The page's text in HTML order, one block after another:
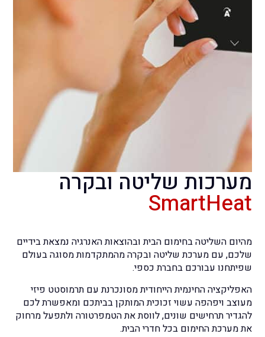
מערכות שליטה ובקרה
SmartHeat
מהיום השליטה בחימום הבית ובהוצאות האנרגיה נמצאת בידיים
שלכם, עם מערכת שליטה ובקרה מהמתקדמות מסוגה בעולם
שפיתחנו עבורכם בחברת כספי.
האפליקציה החינמית הייחודית מסונכרנת עם תרמוסטט פיזי
מעוצב ויפהפה עשוי זכוכית המותקן בביתכם ומאפשרת לכם
להגדיר תרחישים שונים, לווסת את הטמפרטורה ולתפעל מרחוק
את מערכת החימום בכל חדרי הבית.